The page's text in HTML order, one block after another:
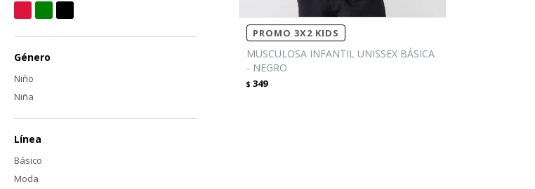
PROMO 3X2 KIDS
MUSCULOSA INFANTIL UNISSEX BÁSICA
- NEGRO
$ 349
Género
Niño
Niña
Línea
Básico
Moda